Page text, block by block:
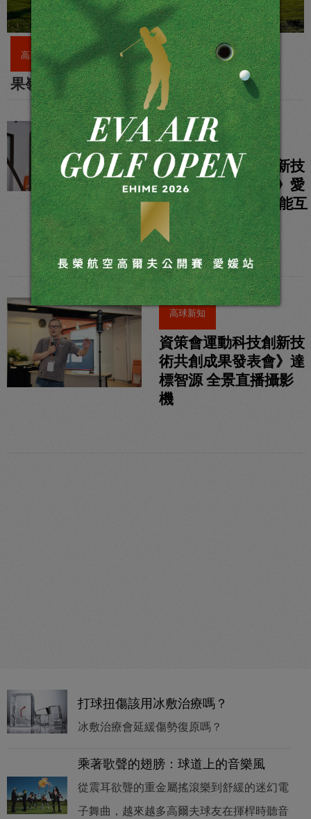
高球新知
果嶺速度快就一定好？
高球新知
資策會運動科技創新技
術共創成果發表會》愛
吠的狗AI Amaze智能互
動應用
高球新知
資策會運動科技創新技
術共創成果發表會》達
標智源 全景直播攝影
機
打球扭傷該用冰敷治療嗎？
冰敷治療會延緩傷勢復原嗎？
乘著歌聲的翅膀：球道上的音樂風
從震耳欲聾的重金屬搖滾樂到舒緩的迷幻電
子舞曲，越來越多高爾夫球友在揮桿時聽音